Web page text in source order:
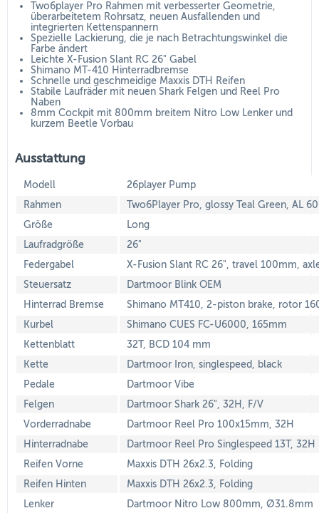
Two6player Pro Rahmen mit verbesserter Geometrie,
überarbeitetem Rohrsatz, neuen Ausfallenden und
integrierten Kettenspannern
Spezielle Lackierung, die je nach Betrachtungswinkel die
Farbe ändert
Leichte X-Fusion Slant RC 26" Gabel
Shimano MT-410 Hinterradbremse
Schnelle und geschmeidige Maxxis DTH Reifen
Stabile Laufräder mit neuen Shark Felgen und Reel Pro
Naben
8mm Cockpit mit 800mm breitem Nitro Low Lenker und
kurzem Beetle Vorbau
Ausstattung
Modell
26player Pump
Rahmen
Two6Player Pro, glossy Teal Green, AL
Größe
Long
Laufradgröße
26"
Federgabel
X-Fusion Slant RC 26", travel 100mm,
Steuersatz
Dartmoor Blink OEM
Hinterrad Bremse
Shimano MT410, 2-piston brake, rotor
Kurbel
Shimano CUES FC-U6000, 165mm
Kettenblatt
32T, BCD 104 mm
Kette
Dartmoor Iron, singlespeed, black
Pedale
Dartmoor Vibe
Felgen
Dartmoor Shark 26", 32H, F/V
Vorderradnabe
Dartmoor Reel Pro 100x15mm, 32H
Hinterradnabe
Dartmoor Reel Pro Singlespeed 13T, 32H
Reifen Vorne
Maxxis DTH 26x2.3, Folding
Reifen Hinten
Maxxis DTH 26x2.3, Folding
Lenker
Dartmoor Nitro Low 800mm, Ø31.8mm